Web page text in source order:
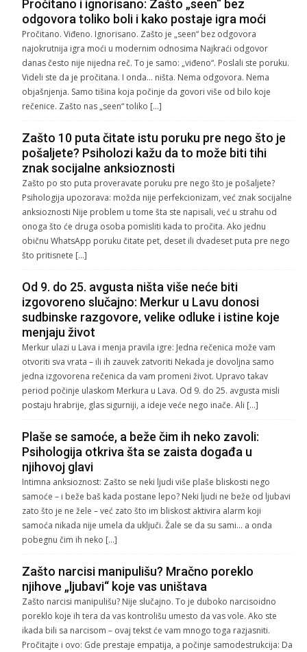
Pročitano i ignorisano: Zašto „seen“ bez
odgovora toliko boli i kako postaje igra moći
Pročitano. Viđeno. Ignorisano. Zašto je „seen“ bez odgovora
najokrutnija igra moći u modernim odnosima Najkraći odgovor
danas često nije nijedna reč. To je samo: „viđeno“. Poslali ste poruku.
Videli ste da je pročitana. I onda… ništa. Nema odgovora. Nema
objašnjenja. Samo tišina koja počinje da govori više od bilo koje
rečenice. Zašto nas „seen“ toliko […]
Zašto 10 puta čitate istu poruku pre nego što je
pošaljete? Psiholozi kažu da to može biti tihi
znak socijalne anksioznosti
Zašto po sto puta proveravate poruku pre nego što je pošaljete?
Psihologija upozorava: možda nije perfekcionizam, već znak socijalne
anksioznosti Nije problem u tome šta ste napisali, već u strahu od
onoga što će druga osoba pomisliti kada to pročita. Ako jednu
običnu WhatsApp poruku čitate pet, deset ili dvadeset puta pre nego
što pritisnete […]
Od 9. do 25. avgusta ništa više neće biti
izgovoreno slučajno: Merkur u Lavu donosi
sudbinske razgovore, velike odluke i istine koje
menjaju život
Merkur ulazi u Lava i menja pravila igre: Jedna rečenica može vam
otvoriti sva vrata – ili ih zauvek zatvoriti Nekada je dovoljna samo
jedna izgovorena rečenica da vam promeni život. Upravo takav
period počinje ulaskom Merkura u Lava. Od 9. do 25. avgusta misli
postaju hrabrije, glas sigurniji, a ideje veće nego inače. Ali […]
Plaše se samoće, a beže čim ih neko zavoli:
Psihologija otkriva šta se zaista događa u
njihovoj glavi
Intimna anksioznost: Zašto se neki ljudi više plaše bliskosti nego
samoće – i beže baš kada postane lepo? Neki ljudi ne beže od ljubavi
zato što je ne žele – već zato što im bliskost aktivira alarm koji
samoća nikada nije umela da uključi. Žale se da su sami… a onda
pobegnu čim ih neko […]
Zašto narcisi manipulišu? Mračno poreklo
njihove „ljubavi“ koje vas uništava
Zašto narcisi manipulišu? Nije slučajno. To je duboko narcisoidno
poreklo koje ih tera da vas kontrolišu umesto da vas vole. Ako ste
ikada bili sa narcisom – ovaj tekst će vam mnogo toga razjasniti.
Pročitajte i ovo: Gde prestaje empatija, a počinje samodestrukcija: Da